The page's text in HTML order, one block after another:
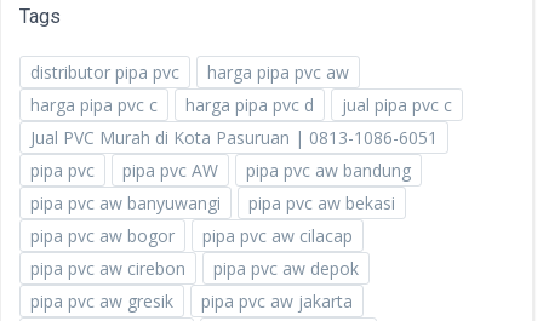
Tags
distributor pipa pvc
harga pipa pvc aw
harga pipa pvc c
harga pipa pvc d
jual pipa pvc c
Jual PVC Murah di Kota Pasuruan | 0813-1086-6051
pipa pvc
pipa pvc AW
pipa pvc aw bandung
pipa pvc aw banyuwangi
pipa pvc aw bekasi
pipa pvc aw bogor
pipa pvc aw cilacap
pipa pvc aw cirebon
pipa pvc aw depok
pipa pvc aw gresik
pipa pvc aw jakarta